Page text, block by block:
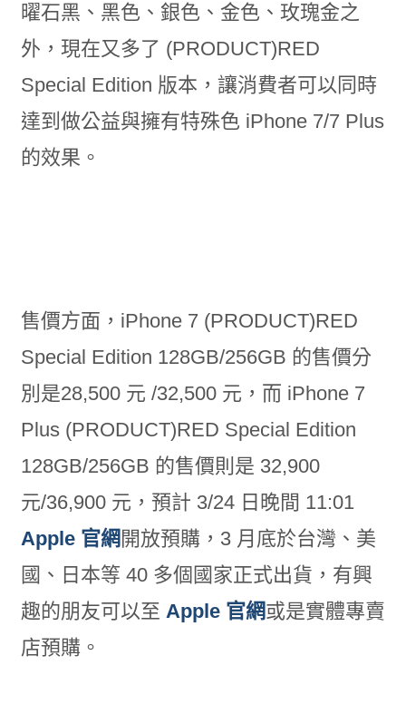
曜石黑、黑色、銀色、金色、玫瑰金之
外，現在又多了 (PRODUCT)RED
Special Edition 版本，讓消費者可以同時
達到做公益與擁有特殊色 iPhone 7/7 Plus
的效果。
售價方面，iPhone 7 (PRODUCT)RED
Special Edition 128GB/256GB 的售價分
別是28,500 元 /32,500 元，而 iPhone 7
Plus (PRODUCT)RED Special Edition
128GB/256GB 的售價則是 32,900
元/36,900 元，預計 3/24 日晚間 11:01
Apple 官網 開放預購，3 月底於台灣、美
國、日本等 40 多個國家正式出貨，有興
趣的朋友可以至 Apple 官網或是實體專賣
店預購。